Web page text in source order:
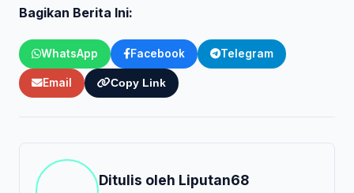
Bagikan Berita Ini:
WhatsApp Facebook Telegram
Email Copy Link
Ditulis oleh Liputan68